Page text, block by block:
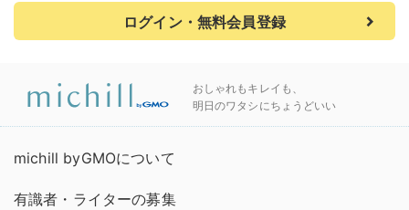
ログイン・無料会員登録
おしゃれもキレイも、
明日のワタシにちょうどいい
michill byGMOについて
有識者・ライターの募集